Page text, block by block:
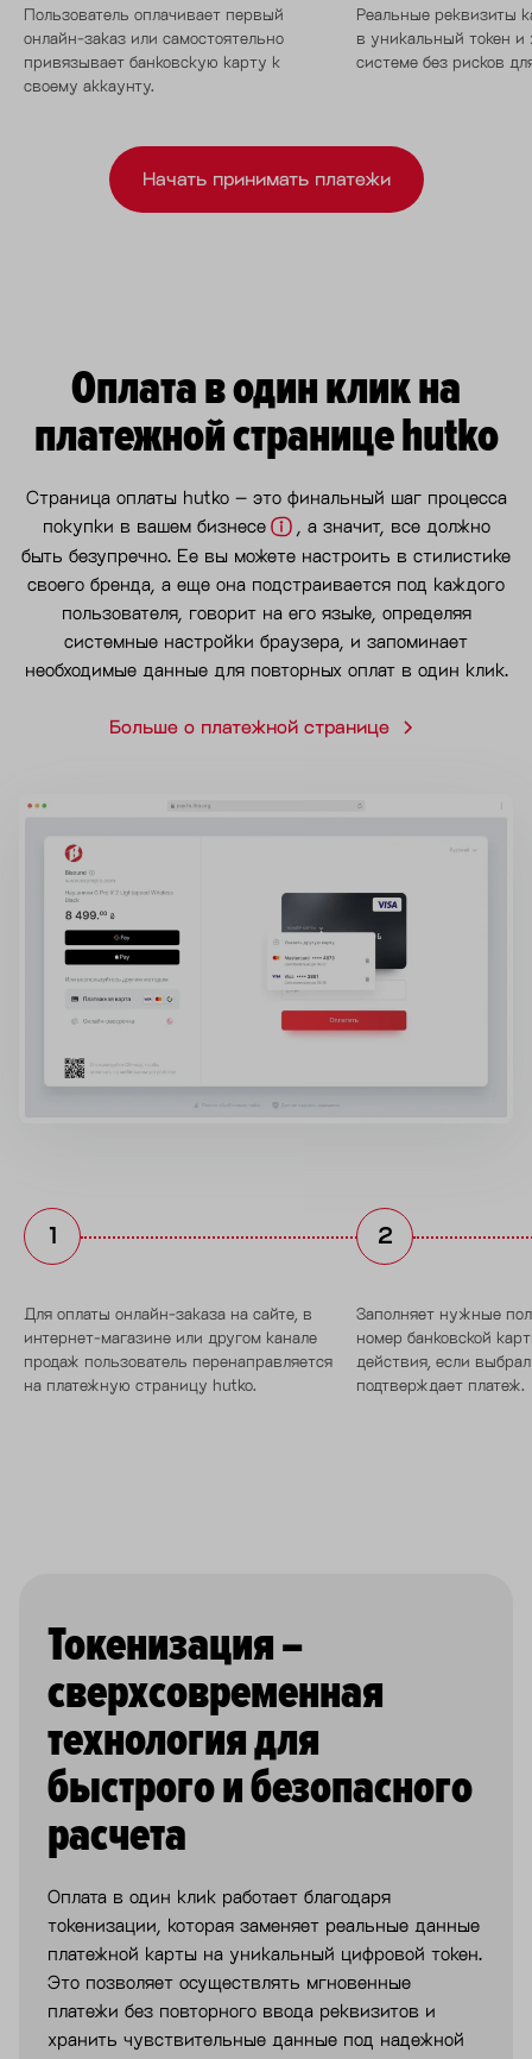
Пользователь оплачивает первый
онлайн-заказ или самостоятельно
привязывает банковскую карту к
своему аккаунту.
Реальные реквизиты
в уникальный токен и
системе без рисков
Начать принимать платежи
Оплата в один клик на
платежной странице hutko
Страница оплаты hutko – это финальный шаг процесса
покупки в вашем бизнесе
, а значит, все должно
быть безупречно. Ее вы можете настроить в стилистике
своего бренда, а еще она подстраивается под каждого
пользователя, говорит на его языке, определяя
системные настройки браузера, и запоминает
необходимые данные для повторных оплат в один клик.
Больше о платежной странице
Для оплаты онлайн-заказа на сайте, в
интернет-магазине или другом канале
продаж пользователь перенаправляется
на платежную страницу hutko.
Заполняет нужные
номер банковской
действия, если
подтверждает платеж.
Токенизация –
сверхсовременная
технология для
быстрого и безопасного
расчета
Оплата в один клик работает благодаря
токенизации, которая заменяет реальные данные
платежной карты на уникальный цифровой токен.
Это позволяет осуществлять мгновенные
платежи без повторного ввода реквизитов и
хранить чувствительные данные под надежной